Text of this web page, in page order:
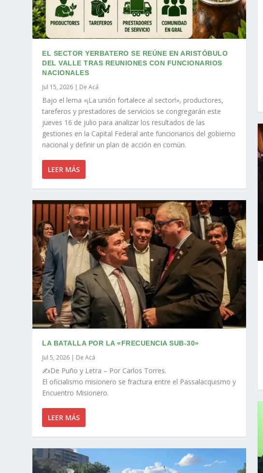
EL SECTOR YERBATERO SE REÚNE EN ARISTÓBULO
DEL VALLE TRAS REUNIONES CON FUNCIONARIOS
NACIONALES
Jul 15, 2026 | De Acá
Bajo el lema «¡La unión fortalece al sector!», productores,
tareferos y prestadores de servicios se congregarán este
jueves 16 de julio para analizar los resultados de las
gestiones en la Capital Federal ante funcionarios del gobierno
nacional y definir un plan de acción en común.
LEER MÁS
LA BATALLA POR LA «FRECUENCIA SUB-30»
Jul 5, 2026 | De Acá
✍️De Puño y Letra – Por Carlos Torres.
El oficialismo misionero se fractura entre el Passalacquismo y
Encuentro Misionero.
LEER MÁS